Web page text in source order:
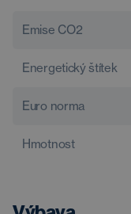
Emise CO2
Energetický štítek
Euro norma
Hmotnost